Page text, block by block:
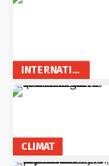
INTERNATIONAL
CLIMAT